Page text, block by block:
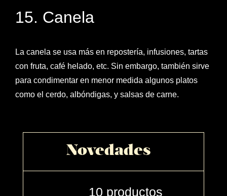
15. Canela
La canela se usa más en repostería, infusiones, tartas
con fruta, café helado, etc. Sin embargo, también sirve
para condimentar en menor medida algunos platos
como el cerdo, albóndigas, y salsas de carne.
Novedades
10 productos